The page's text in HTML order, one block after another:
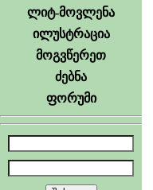
ლიტ-მოვლენა
ილუსტრაცია
მოგვწერეთ
ძებნა
ფორუმი